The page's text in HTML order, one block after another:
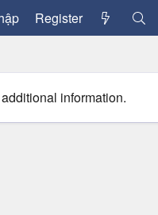
Register
information.